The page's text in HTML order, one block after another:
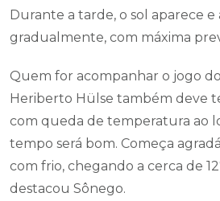
Durante a tarde, o sol aparece
gradualmente, com máxima
Quem for acompanhar o jogo
Heriberto Hülse também deve
com queda de temperatura ao
tempo será bom. Começa
com frio, chegando a cerca de
destacou Sônego.